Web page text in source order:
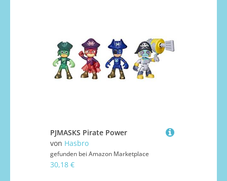
PJMASKS Pirate Power
von Hasbro
gefunden bei Amazon Marketplace
30,18 €